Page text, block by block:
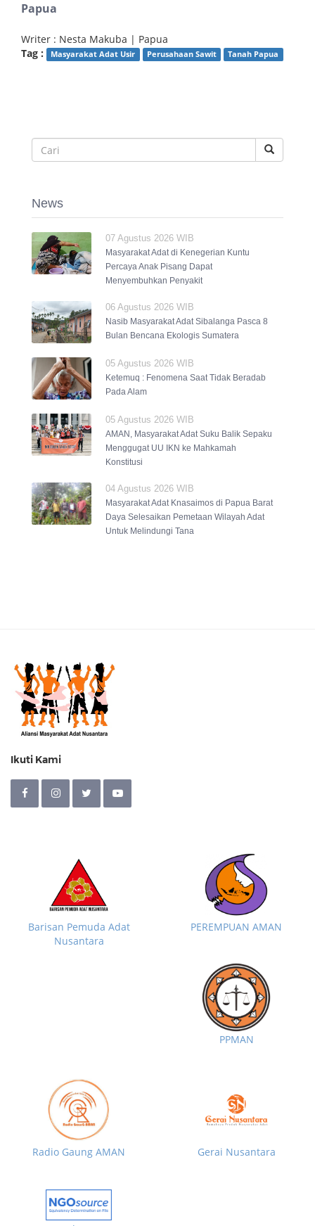
Papua
Writer : Nesta Makuba | Papua
Tag :
Masyarakat Adat Usir Perusahaan Sawit Tanah Papua
News
07 Agustus 2026 WIB
Masyarakat Adat di Kenegerian Kuntu
Percaya Anak Pisang Dapat
Menyembuhkan Penyakit
06 Agustus 2026 WIB
Nasib Masyarakat Adat Sibalanga Pasca 8
Bulan Bencana Ekologis Sumatera
05 Agustus 2026 WIB
Ketemuq : Fenomena Saat Tidak Beradab
Pada Alam
05 Agustus 2026 WIB
AMAN, Masyarakat Adat Suku Balik Sepaku
Menggugat UU IKN ke Mahkamah
Konstitusi
04 Agustus 2026 WIB
Masyarakat Adat Knasaimos di Papua Barat
Daya Selesaikan Pemetaan Wilayah Adat
Untuk Melindungi Tana
Ikuti Kami
Barisan Pemuda Adat
Nusantara
PEREMPUAN AMAN
PPMAN
Radio Gaung AMAN Gerai Nusantara